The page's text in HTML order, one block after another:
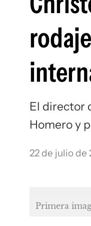
El director
Homero y
22 de julio de
Primera